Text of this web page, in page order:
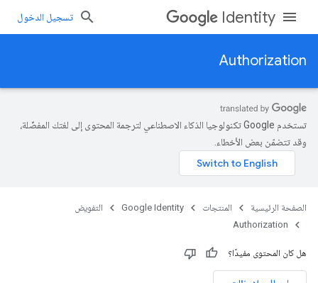
Identity تسجيل الدخول
Authorization
تستخدم Google تكنولوجيا الذكاء الاصطناعي لترجمة المحتوى إلى لغتك المفضّلة،
وقد تتضمّن بعض الأخطاء.
الصفحة الرئيسية المنتجات Google Identity
التفويض
Authorization
هل كان المحتوى مفيدًا؟